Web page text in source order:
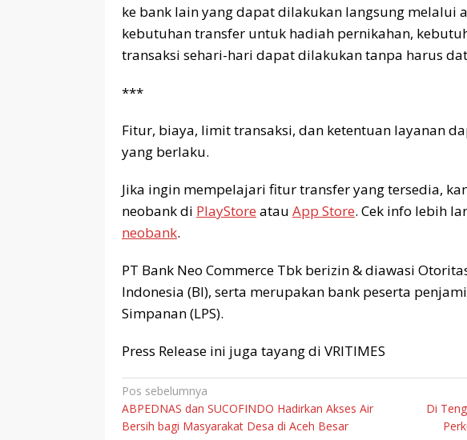
ke bank lain yang dapat dilakukan langsung melalui
kebutuhan transfer untuk hadiah pernikahan,
transaksi sehari-hari dapat dilakukan tanpa harus
***
Fitur, biaya, limit transaksi, dan ketentuan layanan
yang berlaku.
Jika ingin mempelajari fitur transfer yang tersedia,
neobank di PlayStore atau App Store. Cek info lebih
neobank.
PT Bank Neo Commerce Tbk berizin & diawasi
Indonesia (BI), serta merupakan bank peserta
Simpanan (LPS).⁣
Press Release ini juga tayang di VRITIMES
Navigasi
pos
Pos sebelumnya
ABPEDNAS dan SUCOFINDO Hadirkan Akses Air
Bersih bagi Masyarakat Desa di Aceh Besar
Di